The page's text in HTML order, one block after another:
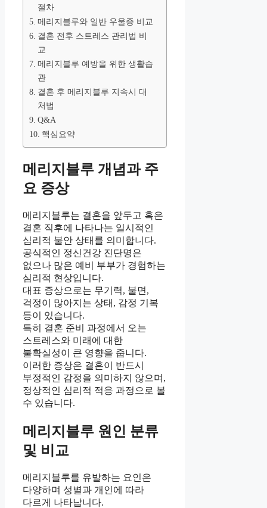
절차
메리지블루와 일반 우울증 비교
결혼 전후 스트레스 관리법 비
교
메리지블루 예방을 위한 생활습
관
결혼 후 메리지블루 지속시 대
처법
Q&A
핵심요약
메리지블루 개념과 주
요 증상
메리지블루는 결혼을 앞두고 혹은
결혼 직후에 나타나는 일시적인
심리적 불안 상태를 의미합니다.
공식적인 정신건강 진단명은
없으나 많은 예비 부부가 경험하는
심리적 현상입니다.
대표 증상으로는 무기력, 불면,
걱정이 많아지는 상태, 감정 기복
등이 있습니다.
특히 결혼 준비 과정에서 오는
스트레스와 미래에 대한
불확실성이 큰 영향을 줍니다.
이러한 증상은 결혼이 반드시
부정적인 감정을 의미하지 않으며,
정상적인 심리적 적응 과정으로 볼
수 있습니다.
메리지블루 원인 분류
및 비교
메리지블루를 유발하는 요인은
다양하며 성별과 개인에 따라
다르게 나타납니다.